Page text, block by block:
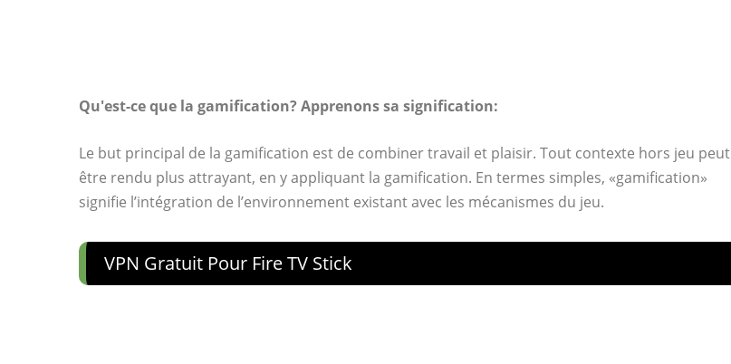
Qu'est-ce que la gamification? Apprenons sa signification:
Le but principal de la gamification est de combiner travail et plaisir. Tout contexte hors jeu peut
être rendu plus attrayant, en y appliquant la gamification. En termes simples, «gamification»
signifie l’intégration de l’environnement existant avec les mécanismes du jeu.
VPN Gratuit Pour Fire TV Stick